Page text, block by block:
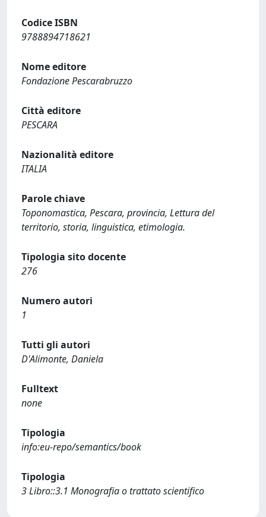
Codice ISBN
9788894718621
Nome editore
Fondazione Pescarabruzzo
Città editore
PESCARA
Nazionalità editore
ITALIA
Parole chiave
Toponomastica, Pescara, provincia, Lettura del
territorio, storia, linguistica, etimologia.
Tipologia sito docente
276
Numero autori
1
Tutti gli autori
D'Alimonte, Daniela
Fulltext
none
Tipologia
info:eu-repo/semantics/book
Tipologia
3 Libro::3.1 Monografia o trattato scientifico